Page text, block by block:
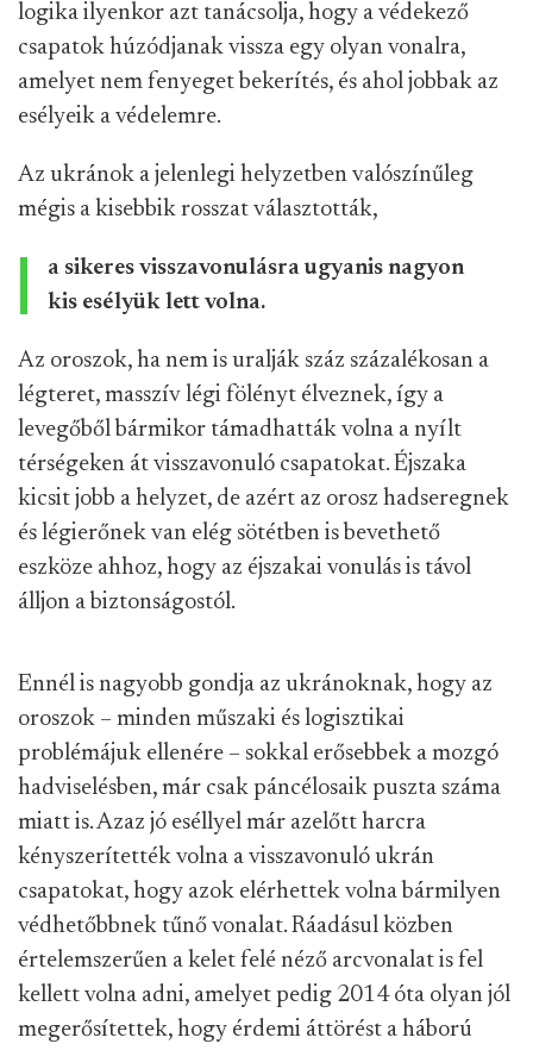
logika ilyenkor azt tanácsolja, hogy a védekező
csapatok húzódjanak vissza egy olyan vonalra,
amelyet nem fenyeget bekerítés, és ahol jobbak az
esélyeik a védelemre.
Az ukránok a jelenlegi helyzetben valószínűleg
mégis a kisebbik rosszat választották,
a sikeres visszavonulásra ugyanis nagyon
kis esélyük lett volna.
Az oroszok, ha nem is uralják száz százalékosan a
légteret, masszív légi fölényt élveznek, így a
levegőből bármikor támadhatták volna a nyílt
térségeken át visszavonuló csapatokat. Éjszaka
kicsit jobb a helyzet, de azért az orosz hadseregnek
és légierőnek van elég sötétben is bevethető
eszköze ahhoz, hogy az éjszakai vonulás is távol
álljon a biztonságostól.
Ennél is nagyobb gondja az ukránoknak, hogy az
oroszok – minden műszaki és logisztikai
problémájuk ellenére – sokkal erősebbek a mozgó
hadviselésben, már csak páncélosaik puszta száma
miatt is. Azaz jó eséllyel már azelőtt harcra
kényszerítették volna a visszavonuló ukrán
csapatokat, hogy azok elérhettek volna bármilyen
védhetőbbnek tűnő vonalat. Ráadásul közben
értelemszerűen a kelet felé néző arcvonalat is fel
kellett volna adni, amelyet pedig 2014 óta olyan jól
megerősítettek, hogy érdemi áttörést a háború